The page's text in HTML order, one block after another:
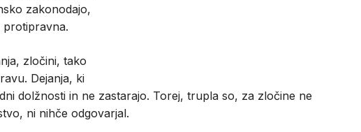
zakonodajo,
protipravna.
zločini, tako
Dejanja, ki
dolžnosti in ne zastarajo. Torej, trupla so, za zločine ne
ni nihče odgovarjal.